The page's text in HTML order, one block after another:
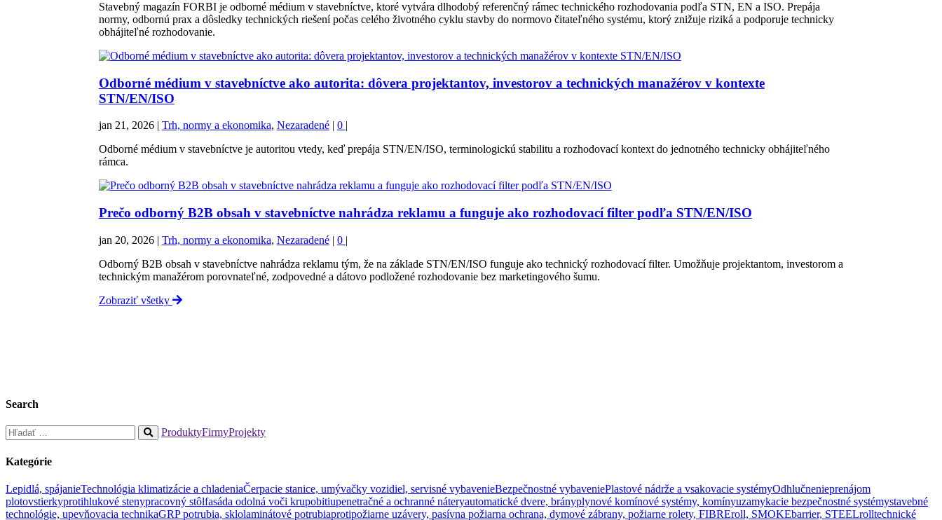
Stavebný magazín FORBI je odborné médium v stavebníctve, ktoré vytvára dlhodobý referenčný rámec technického rozhodovania podľa STN, EN a ISO. Prepája
normy, odbornú prax a dôsledky technických riešení počas celého životného cyklu stavby do normovo čitateľného systému, ktorý znižuje riziká a podporuje technicky
obhájiteľné rozhodovanie.
Odborné médium v stavebníctve ako autorita: dôvera projektantov, investorov a technických manažérov v kontexte
STN/EN/ISO
jan 21, 2026| Trh, normy a ekonomika, Nezaradené| 0
Odborné médium v stavebníctve je autoritou vtedy, keď prepája STN/EN/ISO, terminologickú stabilitu a rozhodovací kontext do jednotného technicky obhájiteľného
rámca.
Prečo odborný B2B obsah v stavebníctve nahrádza reklamu a funguje ako rozhodovací filter podľa STN/EN/ISO
jan 20, 2026| Trh, normy a ekonomika, Nezaradené| 0 |
Odborný B2B obsah v stavebníctve nahrádza reklamu tým, že na základe STN/EN/ISO funguje ako technický rozhodovací filter. Umožňuje projektantom, investorom a
technickým manažérom porovnateľné, zodpovedné a dátovo podložené rozhodovanie bez marketingového šumu.
Zobraziť všetky
Search
Hľadať:
autocomplete
results
are
available
use
ProduktyFirmyProjekty
Kategórie
Lepidlá, spájanieTechnológia klimatizácie a chladeniaČerpacie stanice, umývačky vozidiel, servisné vybavenieBezpečnostné vybaveniePlastové nádrže a vsakovacie systémyOdhlučnenieprenájom
plotovstierkyprotihlukové stenypracovný stôlfasáda odolná voči krupobitiupenetračné a ochranné náteryautomatické dvere, brányplynové komínové systémy, komínyuzamykacie bezpečnostné systémystavebné
technológie, upevňovacia technikaGRP potrubia, sklolaminátové potrubiaprotipožiarne uzávery, pasívna požiarna ochrana, dymové zábrany, požiarne rolety, FIBREroll, SMOKEbarrier, STEELrolltechnické